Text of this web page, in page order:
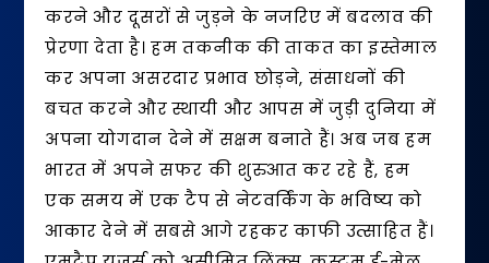
करने और दूसरों से जुड़ने के नजरिए में बदलाव की
प्रेरणा देता है। हम तकनीक की ताकत का इस्तेमाल
कर अपना असरदार प्रभाव छोड़ने, संसाधनों की
बचत करने और स्थायी और आपस में जुड़ी दुनिया में
अपना योगदान देने में सक्षम बनाते हैं। अब जब हम
भारत में अपने सफर की शुरुआत कर रहे हैं, हम
एक समय में एक टैप से नेटवर्किंग के भविष्य को
आकार देने में सबसे आगे रहकर काफी उत्साहित हैं।